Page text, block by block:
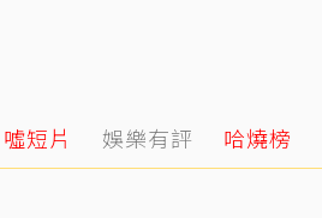
噓短片 娛樂有評 哈燒榜